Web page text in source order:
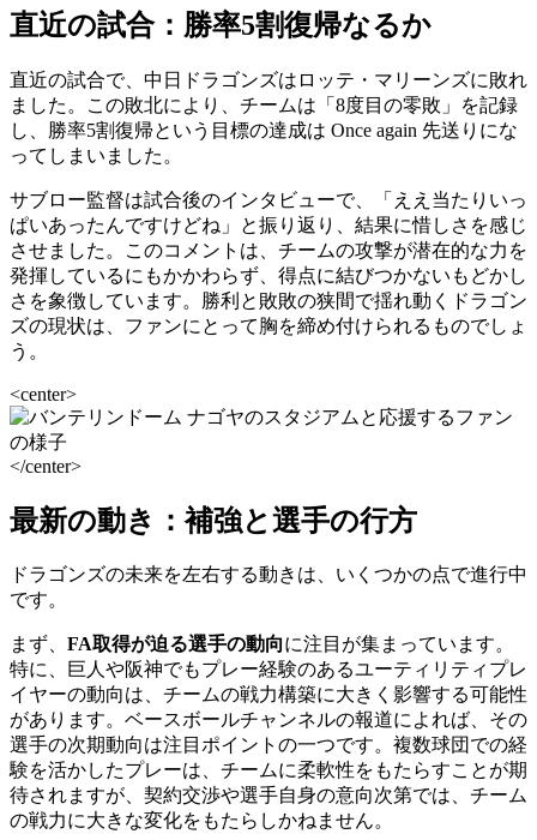
直近の試合：勝率5割復帰なるか
直近の試合で、中日ドラゴンズはロッテ・マリーンズに敗れ
ました。この敗北により、チームは「8度目の零敗」を記録
し、勝率5割復帰という目標の達成は Once again 先送りにな
ってしまいました。
サブロー監督は試合後のインタビューで、「ええ当たりいっ
ぱいあったんですけどね」と振り返り、結果に惜しさを感じ
させました。このコメントは、チームの攻撃が潜在的な力を
発揮しているにもかかわらず、得点に結びつかないもどかし
さを象徴しています。勝利と敗敗の狭間で揺れ動くドラゴン
ズの現状は、ファンにとって胸を締め付けられるものでしょ
う。
<center>
</center>
最新の動き：補強と選手の行方
ドラゴンズの未来を左右する動きは、いくつかの点で進行中
です。
まず、 FA取得が迫る選手の動向に注目が集まっています。
特に、巨人や阪神でもプレー経験のあるユーティリティプレ
イヤーの動向は、チームの戦力構築に大きく影響する可能性
があります。ベースボールチャンネルの報道によれば、その
選手の次期動向は注目ポイントの一つです。複数球団での経
験を活かしたプレーは、チームに柔軟性をもたらすことが期
待されますが、契約交渉や選手自身の意向次第では、チーム
の戦力に大きな変化をもたらしかねません。